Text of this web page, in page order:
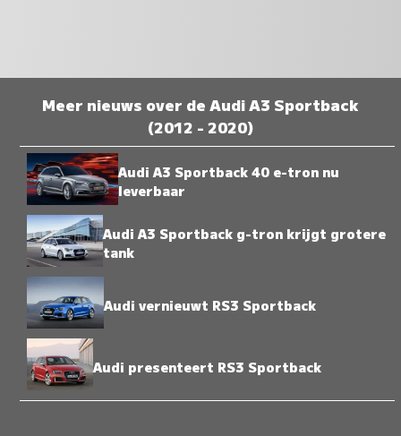
Meer nieuws over de Audi A3 Sportback
(2012 - 2020)
Audi A3 Sportback 40 e-tron nu
leverbaar
Audi A3 Sportback g-tron krijgt grotere
tank
Audi vernieuwt RS3 Sportback
Audi presenteert RS3 Sportback